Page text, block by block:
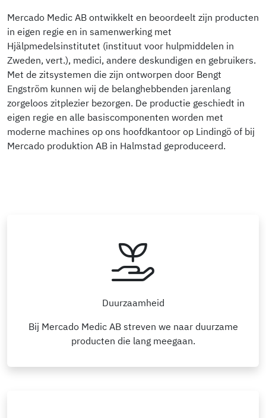
Mercado Medic AB ontwikkelt en beoordeelt zijn producten
in eigen regie en in samenwerking met
Hjälpmedelsinstitutet (instituut voor hulpmiddelen in
Zweden, vert.), medici, andere deskundigen en gebruikers.
Met de zitsystemen die zijn ontworpen door Bengt
Engström kunnen wij de belanghebbenden jarenlang
zorgeloos zitplezier bezorgen. De productie geschiedt in
eigen regie en alle basiscomponenten worden met
moderne machines op ons hoofdkantoor op Lindingö of bij
Mercado produktion AB in Halmstad geproduceerd.
Duurzaamheid
Bij Mercado Medic AB streven we naar duurzame
producten die lang meegaan.